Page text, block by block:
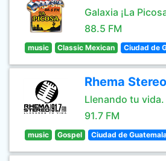
Galaxia ¡La
88.5 FM
music Classic Mexican Ciudad de
Rhema
Llenando tu vida.
91.7 FM
music Gospel Ciudad de